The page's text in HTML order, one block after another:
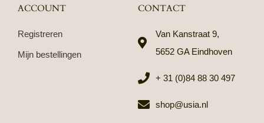
ACCOUNT
Registreren
Mijn bestellingen
CONTACT
Van Kanstraat 9,
5652 GA Eindhoven
+ 31 (0)84 88 30 497
shop@usia.nl